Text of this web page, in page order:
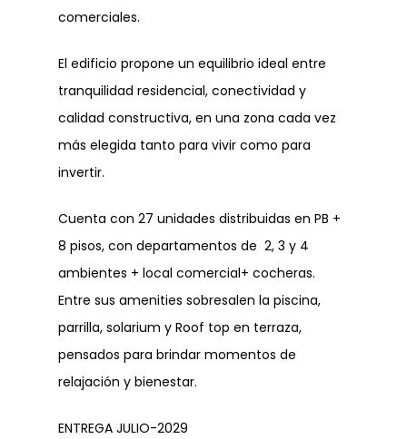
comerciales.
El edificio propone un equilibrio ideal entre
tranquilidad residencial, conectividad y
calidad constructiva, en una zona cada vez
más elegida tanto para vivir como para
invertir.
Cuenta con 27 unidades distribuidas en PB +
8 pisos, con departamentos de 2, 3 y 4
ambientes + local comercial+ cocheras.
Entre sus amenities sobresalen la piscina,
parrilla, solarium y Roof top en terraza,
pensados para brindar momentos de
relajación y bienestar.
ENTREGA JULIO-2029